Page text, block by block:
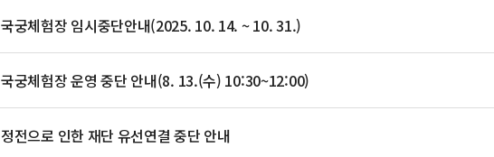
국궁체험장 임시중단안내(2025. 10. 14. ~ 10. 31.)
국궁체험장 운영 중단 안내(8. 13.(수) 10:30~12:00)
정전으로 인한 재단 유선연결 중단 안내